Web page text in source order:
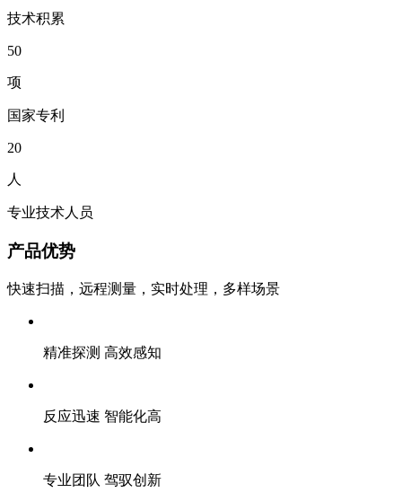
技术积累
50
项
国家专利
20
人
专业技术人员
产品优势
快速扫描，远程测量，实时处理，多样场景
精准探测 高效感知
反应迅速 智能化高
专业团队 驾驭创新